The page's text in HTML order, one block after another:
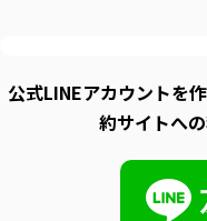
公式LINEアカウントを
約サイトへ